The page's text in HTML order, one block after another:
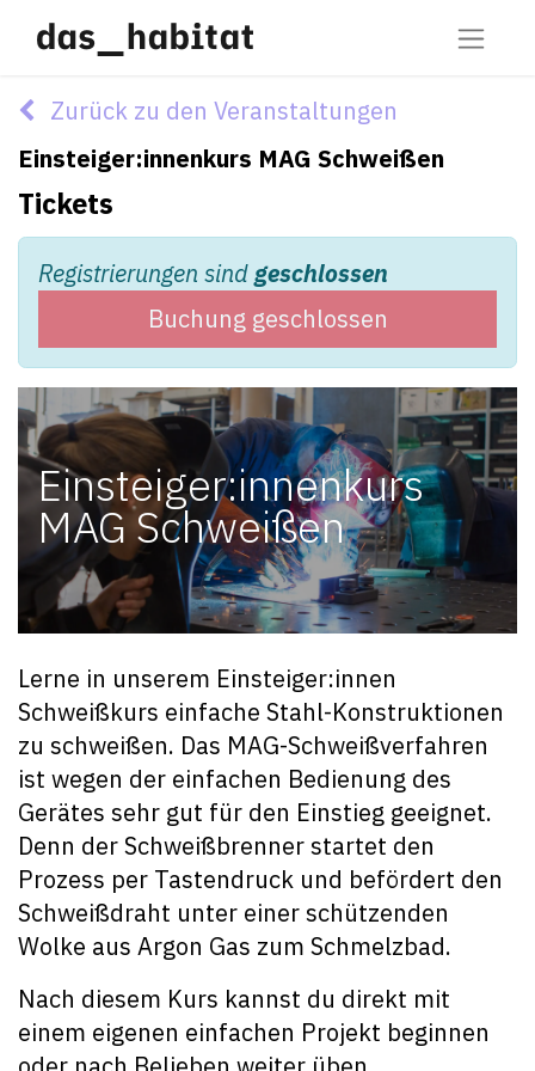
Zurück zu den Veranstaltungen
Einsteiger:innenkurs MAG Schweißen
Tickets
Registrierungen sindgeschlossen
Buchung geschlossen
Einsteiger:innenkurs
MAG Schweißen
Lerne in unserem Einsteiger:innen
Schweißkurs einfache Stahl-Konstruktionen
zu schweißen. Das MAG-Schweißverfahren
ist wegen der einfachen Bedienung des
Gerätes sehr gut für den Einstieg geeignet.
Denn der Schweißbrenner startet den
Prozess per Tastendruck und befördert den
Schweißdraht unter einer schützenden
Wolke aus Argon Gas zum Schmelzbad.
Nach diesem Kurs kannst du direkt mit
einem eigenen einfachen Projekt beginnen